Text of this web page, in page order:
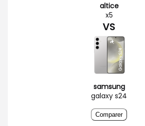
altice
x5
VS
samsung
galaxy s24
Comparer